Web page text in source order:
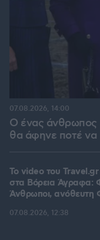
Ο ένας άνθρωπος
θα άφηνε ποτέ να
07.08.2026, 14:00
To video του Travel.gr
στα Βόρεια Άγραφα:
Άνθρωποι, ανόθευτη
07.08.2026, 12:38